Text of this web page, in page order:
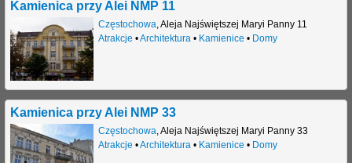
Kamienica przy Alei NMP 11
Częstochowa,Aleja Najświętszej Maryi Panny 11
Atrakcje •Architektura• Kamienice • Domy
Kamienica przy Alei NMP 33
Częstochowa,Aleja Najświętszej Maryi Panny 33
Atrakcje •Architektura• Kamienice • Domy